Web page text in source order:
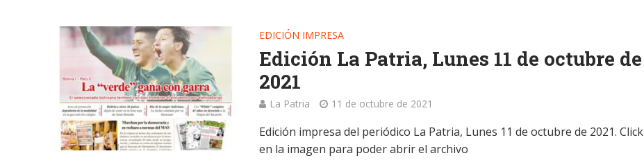
EDICIÓN IMPRESA
Edición La Patria, Lunes 11 de octubre de
2021
La Patria 11 de octubre de 2021
Edición impresa del periódico La Patria, Lunes 11 de octubre de 2021. Click
en la imagen para poder abrir el archivo